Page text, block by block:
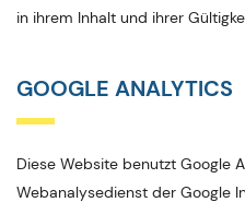
in ihrem Inhalt und ihrer
GOOGLE ANALYTICS
Diese Website benutzt Google
Webanalysedienst der Google